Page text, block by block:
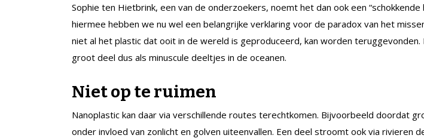
Sophie ten Hietbrink, een van de onderzoekers, noemt het dan ook een “schokkende
hiermee hebben we nu wel een belangrijke verklaring voor de paradox van het
niet al het plastic dat ooit in de wereld is geproduceerd, kan worden teruggevonden.
groot deel dus als minuscule deeltjes in de oceanen.
Niet op te ruimen
Nanoplastic kan daar via verschillende routes terechtkomen. Bijvoorbeeld doordat
onder invloed van zonlicht en golven uiteenvallen. Een deel stroomt ook via rivieren